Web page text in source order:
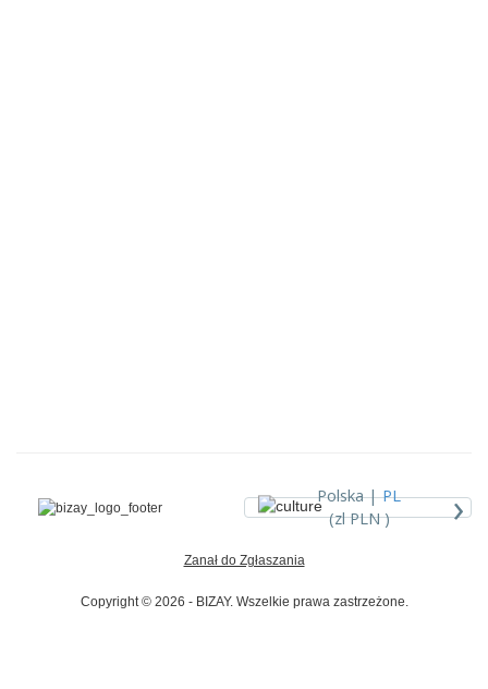
Polska |PL
(zl PLN )
›
Zanał do Zgłaszania
Copyright © 2026 - BIZAY. Wszelkie prawa zastrzeżone.